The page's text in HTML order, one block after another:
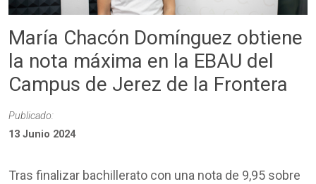
María Chacón Domínguez obtiene
la nota máxima en la EBAU del
Campus de Jerez de la Frontera
Publicado:
13 Junio 2024
Tras finalizar bachillerato con una nota de 9,95 sobre